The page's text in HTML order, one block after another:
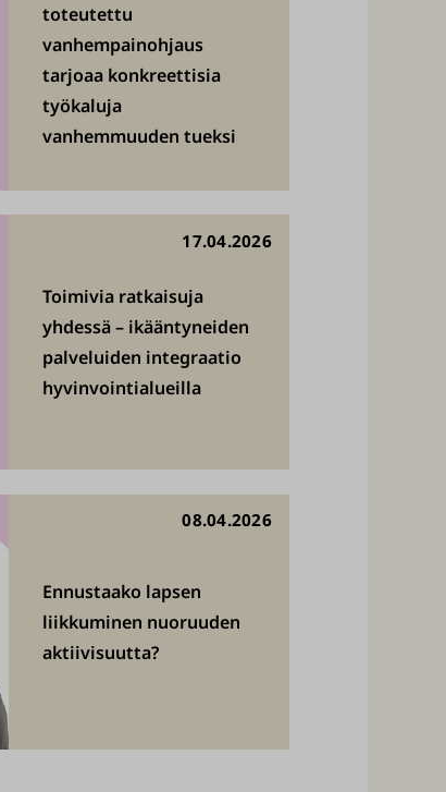
toteutettu
vanhempainohjaus
tarjoaa konkreettisia
työkaluja
vanhemmuuden tueksi
Toimivia ratkaisuja
yhdessä – ikääntyneiden
palveluiden integraatio
hyvinvointialueilla
17.04.2026
Ennustaako lapsen
liikkuminen nuoruuden
aktiivisuutta?
08.04.2026